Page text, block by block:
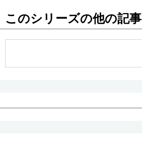
お知らせ
このシリーズの他の記事